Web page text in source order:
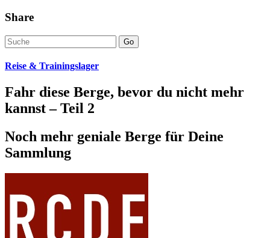
Share
Go
Reise & Trainingslager
Fahr diese Berge, bevor du nicht mehr
kannst – Teil 2
Noch mehr geniale Berge für Deine
Sammlung